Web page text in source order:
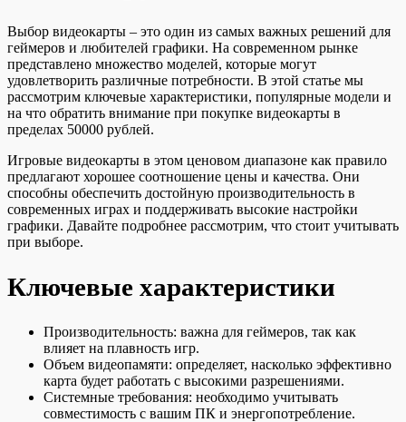
Выбор видеокарты – это один из самых важных решений для
геймеров и любителей графики. На современном рынке
представлено множество моделей, которые могут
удовлетворить различные потребности. В этой статье мы
рассмотрим ключевые характеристики, популярные модели и
на что обратить внимание при покупке видеокарты в
пределах 50000 рублей.
Игровые видеокарты в этом ценовом диапазоне как правило
предлагают хорошее соотношение цены и качества. Они
способны обеспечить достойную производительность в
современных играх и поддерживать высокие настройки
графики. Давайте подробнее рассмотрим, что стоит учитывать
при выборе.
Ключевые характеристики
Производительность: важна для геймеров, так как
влияет на плавность игр.
Объем видеопамяти: определяет, насколько эффективно
карта будет работать с высокими разрешениями.
Системные требования: необходимо учитывать
совместимость с вашим ПК и энергопотребление.